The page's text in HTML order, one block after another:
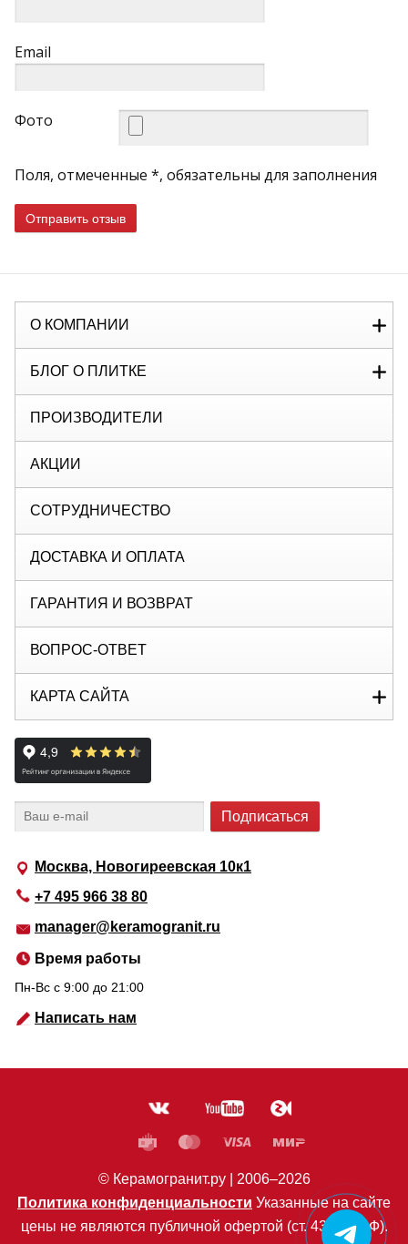
Email
Фото
Поля, отмеченные *, обязательны для заполнения
Отправить отзыв
Москва, Новогиреевская 10к1
+7 495 966 38 80
manager@keramogranit.ru
Время работы
Пн-Вс c 9:00 до 21:00
Написать нам
О КОМПАНИИ
БЛОГ О ПЛИТКЕ
ПРОИЗВОДИТЕЛИ
АКЦИИ
СОТРУДНИЧЕСТВО
ДОСТАВКА И ОПЛАТА
ГАРАНТИЯ И ВОЗВРАТ
ВОПРОС-ОТВЕТ
КАРТА САЙТА
© Керамогранит.ру | 2006–2026
Политика конфиденциальности Указанные на сайте
цены не являются публичной офертой (ст. 435 ГК РФ).